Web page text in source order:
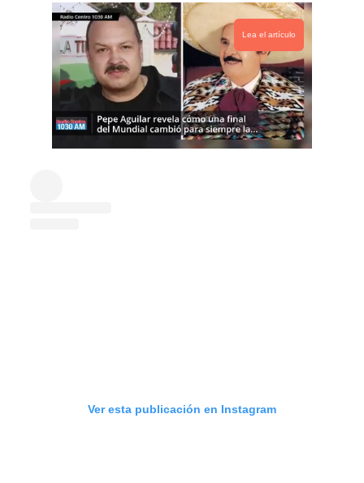
Lea el artículo
Ver esta publicación en Instagram